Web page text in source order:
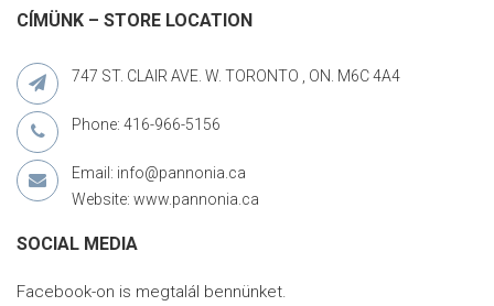
CÍMÜNK – STORE LOCATION
747 ST. CLAIR AVE. W. TORONTO , ON. M6C 4A4
Phone: 416-966-5156
Email: info@pannonia.ca
Website: www.pannonia.ca
SOCIAL MEDIA
Facebook-on is megtalál bennünket.